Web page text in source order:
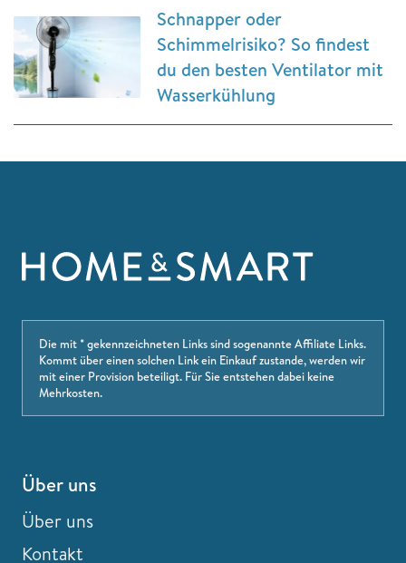
Schnapper oder
Schimmelrisiko? So findest
du den besten Ventilator mit
Wasserkühlung
Die mit * gekennzeichneten Links sind sogenannte Affiliate Links.
Kommt über einen solchen Link ein Einkauf zustande, werden wir
mit einer Provision beteiligt. Für Sie entstehen dabei keine
Mehrkosten.
Über uns
Über uns
Kontakt